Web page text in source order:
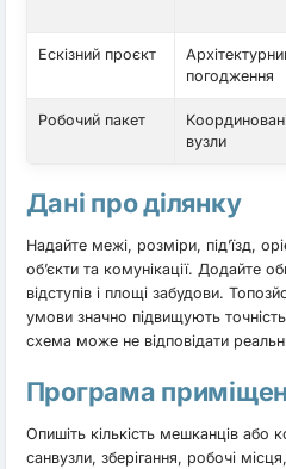
Ескізний проєкт
погодження
Робочий пакет
вузли
Дані про ділянку
Надайте межі, розміри, під’їзд,
об’єкти та комунікації. Додайте
відступів і площі забудови.
умови значно підвищують
схема може не відповідати
Програма
Опишіть кількість мешканців або
санвузли, зберігання, робочі